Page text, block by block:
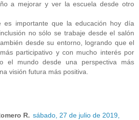
a mejorar y ver la escuela desde otro
es importante que la educación hoy día
no sólo se trabaje desde el salón
desde su entorno, logrando que el
participativo y con mucho interés por
el mundo desde una perspectiva más
visión futura más positiva.
R. sábado, 27 de julio de 2019,